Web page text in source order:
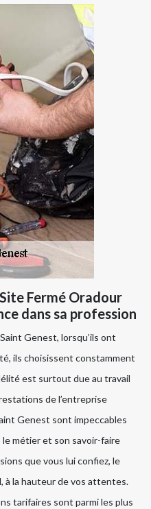
Fermé Oradour
dans sa profession
Genest, lorsqu’ils ont
ils choisissent constamment
est surtout due au travail
de l’entreprise
Genest sont impeccables
le métier et son savoir-faire
que vous lui confiez, le
la hauteur de vos attentes.
tarifaires sont parmi les plus